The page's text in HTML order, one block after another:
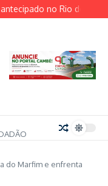
no Rio devido à
do Marfim e enfrenta